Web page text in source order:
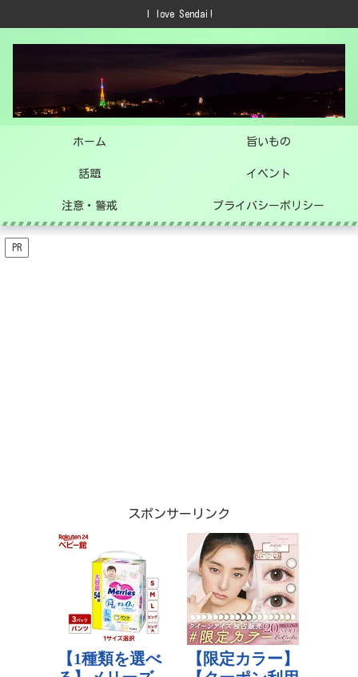
I love Sendai!
ホーム 旨いもの
話題 イベント
注意・警戒 プライバシーポリシー
PR
スポンサーリンク